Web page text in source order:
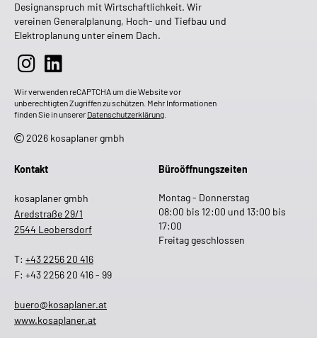
Designanspruch mit Wirtschaftlichkeit. Wir
vereinen Generalplanung, Hoch- und Tiefbau und
Elektroplanung unter einem Dach.
Wir verwenden reCAPTCHA um die Website vor
unberechtigten Zugriffen zu schützen. Mehr Informationen
finden Sie in unserer Datenschutzerklärung
2026 kosaplaner gmbh
Kontakt
kosaplaner gmbh
Aredstraße 29/1
2544 Leobersdorf
T: +43 2256 20 416
F: +43 2256 20 416 - 99
buero@kosaplaner.at
www.kosaplaner.at
Büroöffnungszeiten
Montag - Donnerstag
08:00 bis 12:00 und 13:00 bis
17:00
Freitag geschlossen